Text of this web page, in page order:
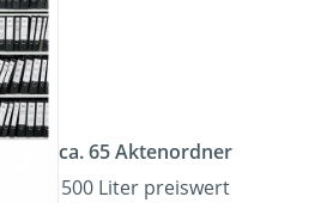
ca. 65 Aktenordner
500 Liter preiswert